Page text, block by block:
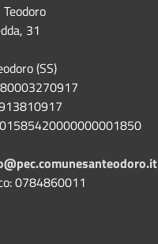
31
(SS)
80003270917
0784860011